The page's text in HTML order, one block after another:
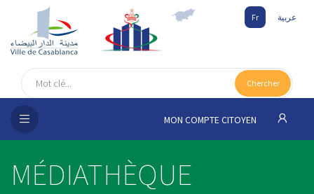
Fr عربية
Chercher
MON COMPTE CITOYEN
MÉDIATHÈQUE